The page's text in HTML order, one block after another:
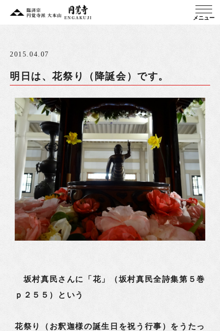
メニュー
2015.04.07
明日は、花祭り（降誕会）です。
坂村真民さんに「花」（坂村真民全詩集第５巻
ｐ２５５）という
花祭り（お釈迦様の誕生日を祝う行事）をうたっ